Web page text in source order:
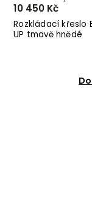
Rozkládací křeslo
UP tmavě hnědé
10 450 Kč